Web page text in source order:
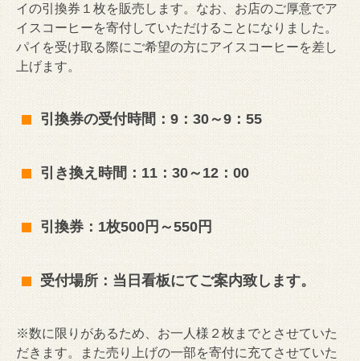
イの引換券１枚を販売します。なお、お店のご厚意でア
イスコーヒーを寄付していただけることになりました。
パイを受け取る際にご希望の方にアイスコーヒーを差し
上げます。
引換券の受付時間：9：30～9：55
引き換え時間：11：30～12：00
引換券：1枚500円～550円
受付場所：当日看板にてご案内致します。
※数に限りがあるため、お一人様２枚までとさせていた
だきます。また売り上げの一部を寄付に充てさせていた